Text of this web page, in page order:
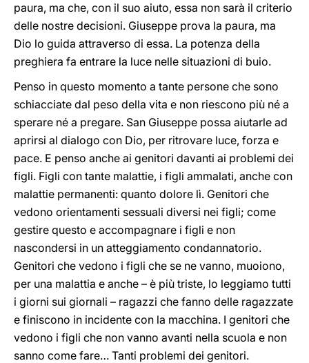
paura, ma che, con il suo aiuto, essa non sarà il criterio
delle nostre decisioni. Giuseppe prova la paura, ma
Dio lo guida attraverso di essa. La potenza della
preghiera fa entrare la luce nelle situazioni di buio.
Penso in questo momento a tante persone che sono
schiacciate dal peso della vita e non riescono più né a
sperare né a pregare. San Giuseppe possa aiutarle ad
aprirsi al dialogo con Dio, per ritrovare luce, forza e
pace. E penso anche ai genitori davanti ai problemi dei
figli. Figli con tante malattie, i figli ammalati, anche con
malattie permanenti: quanto dolore lì. Genitori che
vedono orientamenti sessuali diversi nei figli; come
gestire questo e accompagnare i figli e non
nascondersi in un atteggiamento condannatorio.
Genitori che vedono i figli che se ne vanno, muoiono,
per una malattia e anche – è più triste, lo leggiamo tutti
i giorni sui giornali – ragazzi che fanno delle ragazzate
e finiscono in incidente con la macchina. I genitori che
vedono i figli che non vanno avanti nella scuola e non
sanno come fare… Tanti problemi dei genitori.